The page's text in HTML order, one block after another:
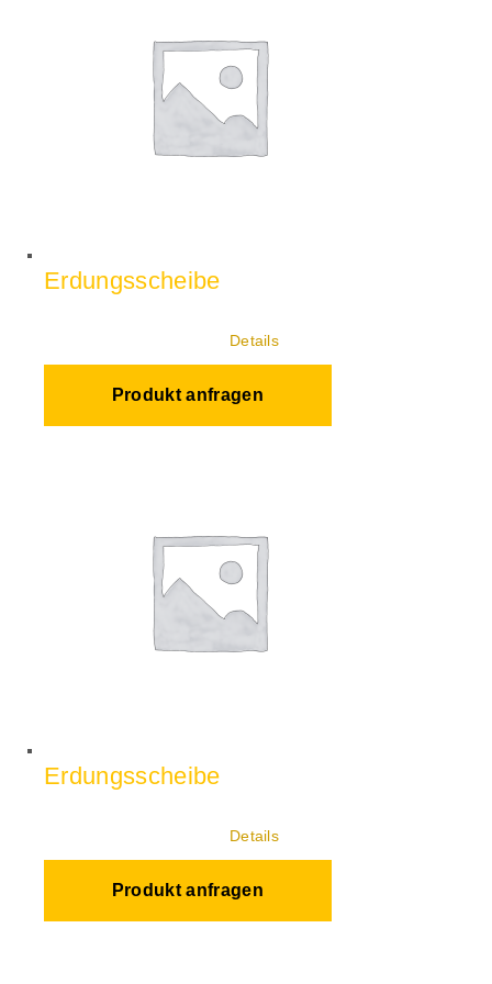
Erdungsscheibe
Details
Produkt anfragen
Erdungsscheibe
Details
Produkt anfragen